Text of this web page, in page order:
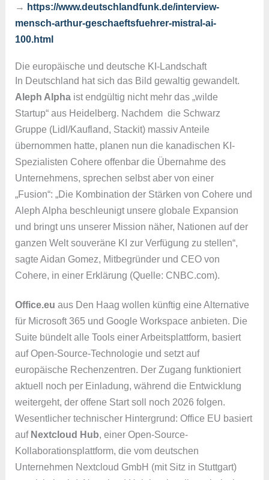
→ https://www.deutschlandfunk.de/interview-
mensch-arthur-geschaeftsfuehrer-mistral-ai-
100.html
Die europäische und deutsche KI-Landschaft
In Deutschland hat sich das Bild gewaltig gewandelt.
Aleph Alpha ist endgültig nicht mehr das „wilde
Startup“ aus Heidelberg. Nachdem die Schwarz
Gruppe (Lidl/Kaufland, Stackit) massiv Anteile
übernommen hatte, planen nun die kanadischen KI-
Spezialisten Cohere offenbar die Übernahme des
Unternehmens, sprechen selbst aber von einer
„Fusion“: „Die Kombination der Stärken von Cohere und
Aleph Alpha beschleunigt unsere globale Expansion
und bringt uns unserer Mission näher, Nationen auf der
ganzen Welt souveräne KI zur Verfügung zu stellen“,
sagte Aidan Gomez, Mitbegründer und CEO von
Cohere, in einer Erklärung (Quelle: CNBC.com).
Office.euaus Den Haag wollen künftig eine Alternative
für Microsoft 365 und Google Workspace anbieten. Die
Suite bündelt alle Tools einer Arbeitsplattform, basiert
auf Open-Source-Technologie und setzt auf
europäische Rechenzentren. Der Zugang funktioniert
aktuell noch per Einladung, während die Entwicklung
weitergeht, der offene Start soll noch 2026 folgen.
Wesentlicher technischer Hintergrund: Office EU basiert
auf Nextcloud Hub , einer Open-Source-
Kollaborationsplattform, die vom deutschen
Unternehmen Nextcloud GmbH (mit Sitz in Stuttgart)